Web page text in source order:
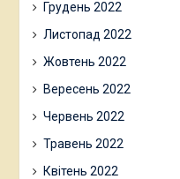
Грудень 2022
Листопад 2022
Жовтень 2022
Вересень 2022
Червень 2022
Травень 2022
Квітень 2022